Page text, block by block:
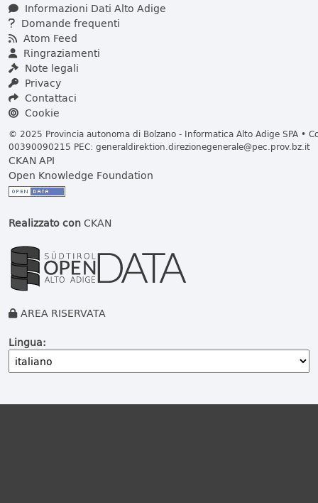
Informazioni Dati Alto Adige
Domande frequenti
Atom Feed
Ringraziamenti
Note legali
Privacy
Contattaci
Cookie
© 2025 Provincia autonoma di Bolzano - Informatica Alto Adige SPA •
00390090215 PEC: generaldirektion.direzionegenerale@pec.prov.bz.it
CKAN API
Open Knowledge Foundation
Realizzato conCKAN
AREA RISERVATA
Lingua